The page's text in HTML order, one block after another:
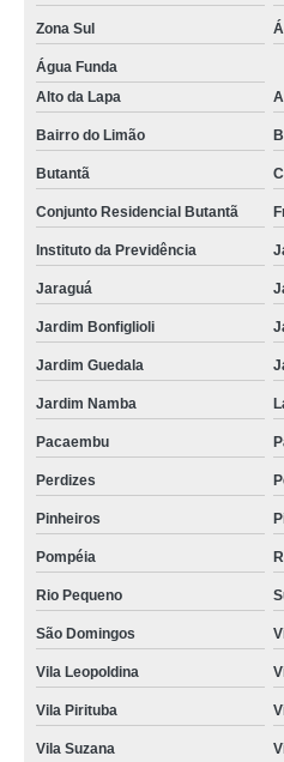
salgado fritos para festa Instituto da
salgados finos para festa de quinze
encomenda de salgados para festa de
salgado para festa fino Faria Lima
empresa de salgados fritos para festa
salgados diferentes para festa valor
salgados simples para festa Vila
encomenda de salgados para festa
salgados para festa de quinze anos
salgado para festa de 1 ano Grajau
encomenda de salgados assados para
salgado de forno para festa Parque
salgado para festa assado Jardim
empresa de salgados diferentes para
salgados para festa de casamento valor
empresa de salgados para festa
Zona Sul
Água Funda
Alto da Lapa
Bairro do Limão
Butantã
Conjunto Residencial Butantã
Instituto da Previdência
Jaraguá
Jardim Bonfiglioli
Jardim Guedala
Jardim Namba
Pacaembu
Perdizes
Pinheiros
Pompéia
Rio Pequeno
São Domingos
Vila Leopoldina
Vila Pirituba
Vila Suzana